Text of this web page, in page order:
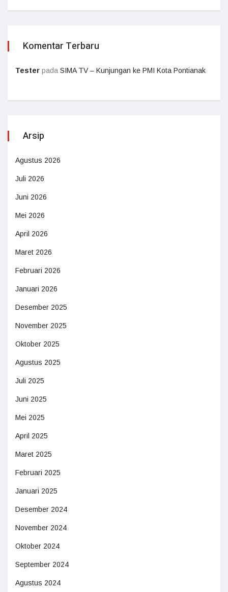
Komentar Terbaru
Tester pada SIMA TV – Kunjungan ke PMI Kota Pontianak
Arsip
Agustus 2026
Juli 2026
Juni 2026
Mei 2026
April 2026
Maret 2026
Februari 2026
Januari 2026
Desember 2025
November 2025
Oktober 2025
Agustus 2025
Juli 2025
Juni 2025
Mei 2025
April 2025
Maret 2025
Februari 2025
Januari 2025
Desember 2024
November 2024
Oktober 2024
September 2024
Agustus 2024